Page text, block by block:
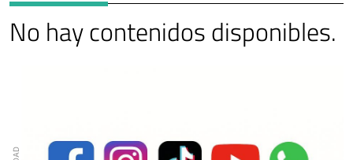
No hay contenidos disponibles.